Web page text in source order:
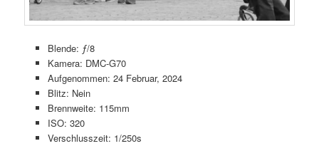
Blende: ƒ/8
Kamera: DMC-G70
Aufgenommen: 24 Februar, 2024
Blitz: Nein
Brennweite: 115mm
ISO: 320
Verschlusszeit: 1/250s